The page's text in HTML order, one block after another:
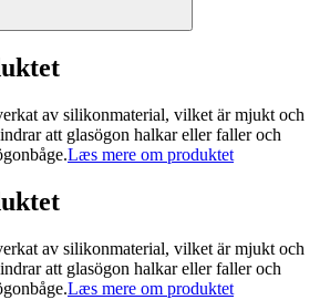
av silikonmaterial, vilket är mjukt och
att glasögon halkar eller faller och
Læs mere om produktet
av silikonmaterial, vilket är mjukt och
att glasögon halkar eller faller och
Læs mere om produktet